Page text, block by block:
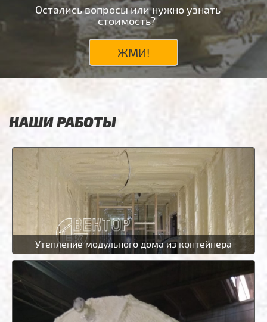
Остались вопросы или нужно узнать
стоимость?
ЖМИ!
НАШИ РАБОТЫ
Утепление модульного дома из контейнера